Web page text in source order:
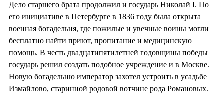
Дело старшего брата продолжил и государь Николай I. По
его инициативе в Петербурге в 1836 году была открыта
военная богадельня, где пожилые и увечные воины могли
бесплатно найти приют, пропитание и медицинскую
помощь. В честь двадцатипятилетней годовщины победы
государь решил создать подобное учреждение и в Москве.
Новую богадельню император захотел устроить в усадьбе
Измайлово, старинной родовой вотчине рода Романовых.